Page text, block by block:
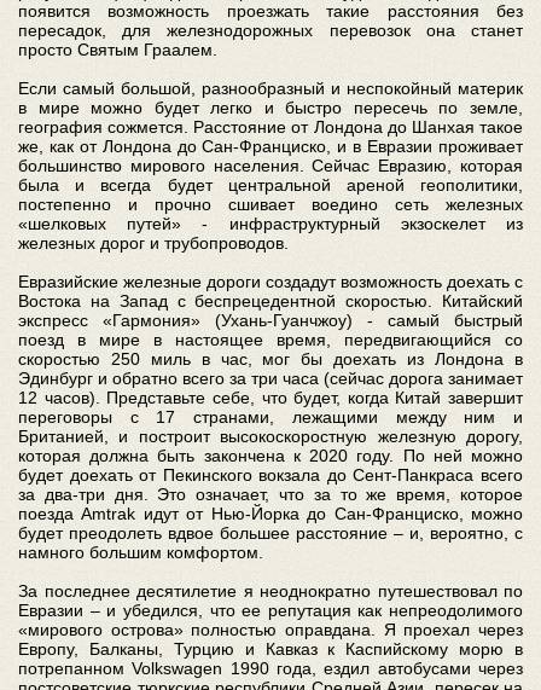
появится возможность проезжать такие расстояния без
пересадок, для железнодорожных перевозок она станет
просто Святым Граалем.
Если самый большой, разнообразный и неспокойный материк
в мире можно будет легко и быстро пересечь по земле,
география сожмется. Расстояние от Лондона до Шанхая такое
же, как от Лондона до Сан-Франциско, и в Евразии проживает
большинство мирового населения. Сейчас Евразию, которая
была и всегда будет центральной ареной геополитики,
постепенно и прочно сшивает воедино сеть железных
«шелковых путей» - инфраструктурный экзоскелет из
железных дорог и трубопроводов.
Евразийские железные дороги создадут возможность доехать с
Востока на Запад с беспрецедентной скоростью. Китайский
экспресс «Гармония» (Ухань-Гуанчжоу) - самый быстрый
поезд в мире в настоящее время, передвигающийся со
скоростью 250 миль в час, мог бы доехать из Лондона в
Эдинбург и обратно всего за три часа (сейчас дорога занимает
12 часов). Представьте себе, что будет, когда Китай завершит
переговоры с 17 странами, лежащими между ним и
Британией, и построит высокоскоростную железную дорогу,
которая должна быть закончена к 2020 году. По ней можно
будет доехать от Пекинского вокзала до Сент-Панкраса всего
за два-три дня. Это означает, что за то же время, которое
поезда Amtrak идут от Нью-Йорка до Сан-Франциско, можно
будет преодолеть вдвое большее расстояние – и, вероятно, с
намного большим комфортом.
За последнее десятилетие я неоднократно путешествовал по
Евразии – и убедился, что ее репутация как непреодолимого
«мирового острова» полностью оправдана. Я проехал через
Европу, Балканы, Турцию и Кавказ к Каспийскому морю в
потрепанном Volkswagen 1990 года, ездил автобусами через